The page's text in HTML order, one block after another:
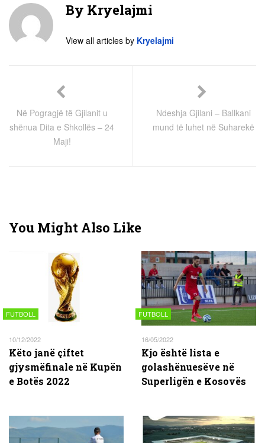
By Kryelajmi
View all articles by Kryelajmi
Në Pogragjë të Gjilanit u
shënua Dita e Shkollës – 24
Maji!
Ndeshja Gjilani – Ballkani
mund të luhet në Suharekë
You Might Also Like
FUTBOLL
10/12/2022
Këto janë çiftet
gjysmëfinale në Kupën
e Botës 2022
FUTBOLL
16/05/2022
Kjo është lista e
golashënuesëve në
Superligën e Kosovës